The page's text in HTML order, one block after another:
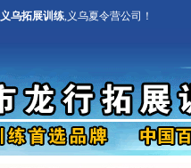
义乌拓展训练,义乌夏令营公司！